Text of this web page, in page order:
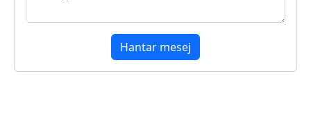
Hantar mesej